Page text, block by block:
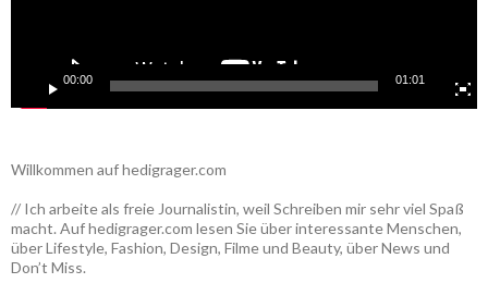
00:00 01:01
Willkommen auf hedigrager.com
// Ich arbeite als freie Journalistin, weil Schreiben mir sehr viel Spaß
macht. Auf hedigrager.com lesen Sie über interessante Menschen,
über Lifestyle, Fashion, Design, Filme und Beauty, über News und
Don’t Miss.